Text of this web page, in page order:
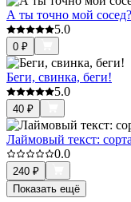
А ты точно мой сосед?
5.0
0 ₽
Беги, свинка, беги!
5.0
40 ₽
Лаймовый текст:
0.0
240 ₽
Показать ещё